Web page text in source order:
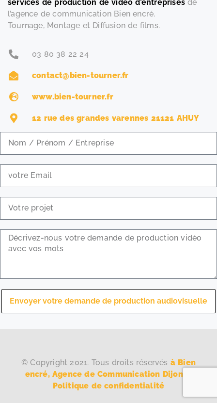
services de production de vidéo d’entreprises de
l’agence de communication Bien encré.
Tournage, Montage et Diffusion de films.
03 80 38 22 24
contact@bien-tourner.fr
www.bien-tourner.fr
12 rue des grandes varennes 21121 AHUY
Envoyer votre demande de production audiovisuelle
© Copyright 2021. Tous droits réservés à Bien
encré, Agence de Communication Dijon.
Politique de confidentialité